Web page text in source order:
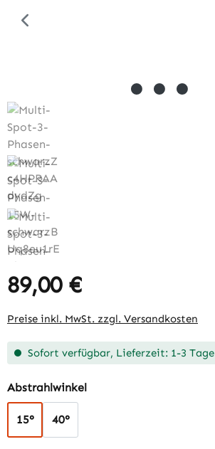
Regulärer Preis:
89,00 €
Preise inkl. MwSt. zzgl. Versandkosten
Sofort verfügbar, Lieferzeit: 1-3 Tage
Abstrahlwinkelauswählen
15° 40°